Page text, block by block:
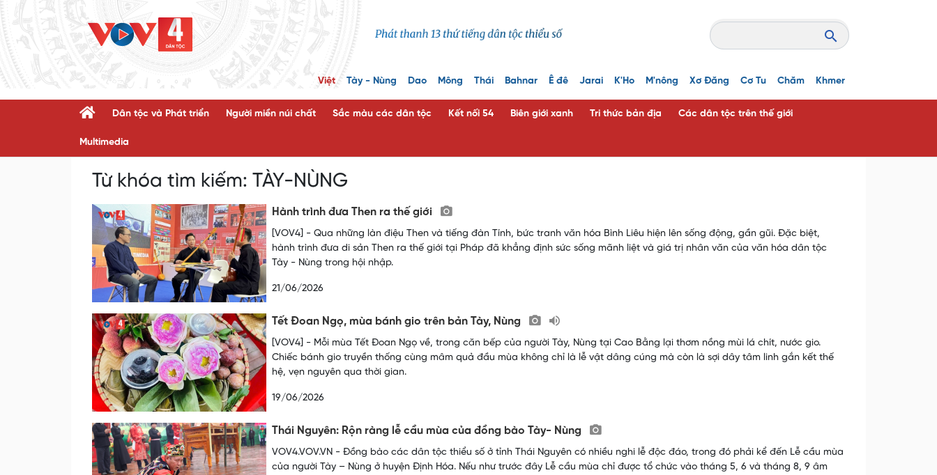
Việt Tày - Nùng Dao Mông Thái Bahnar Ê đê Jarai K'Ho M'nông Xơ Đăng Cơ Tu Chăm Khmer
Dân tộc và Phát triển Người miền núi chất Sắc màu các dân tộc Kết nối 54 Biên giới xanh Tri thức bản địa Các dân tộc trên thế giới
Multimedia
Từ khóa tìm kiếm: TÀY-NÙNG
Hành trình đưa Then ra thế giới
[VOV4] - ​Qua những làn điệu Then và tiếng đàn Tính, bức tranh văn hóa Bình Liêu hiện lên sống động, gần gũi. Đặc biệt,
hành trình đưa di sản Then ra thế giới tại Pháp đã khẳng định sức sống mãnh liệt và giá trị nhân văn của văn hóa dân tộc
Tày - Nùng trong hội nhập.
21/06/2026
Tết Đoan Ngọ, mùa bánh gio trên bản Tày, Nùng
[VOV4] - Mỗi mùa Tết Đoan Ngọ về, trong căn bếp của người Tày, Nùng tại Cao Bằng lại thơm nồng mùi lá chít, nước gio.
Chiếc bánh gio truyền thống cùng mâm quả đầu mùa không chỉ là lễ vật dâng cúng mà còn là sợi dây tâm linh gắn kết thế
hệ, vẹn nguyên qua thời gian.
19/06/2026
Thái Nguyên: Rộn ràng lễ cầu mùa của đồng bào Tày- Nùng
VOV4.VOV.VN - Đồng bào các dân tộc thiểu số ở tỉnh Thái Nguyên có nhiều nghi lễ độc đáo, trong đó phải kể đến Lễ cầu mùa
của người Tày – Nùng ở huyện Định Hóa. Nếu như trước đây Lễ cầu mùa chỉ được tổ chức vào tháng 5, 6 và tháng 8, 9 âm